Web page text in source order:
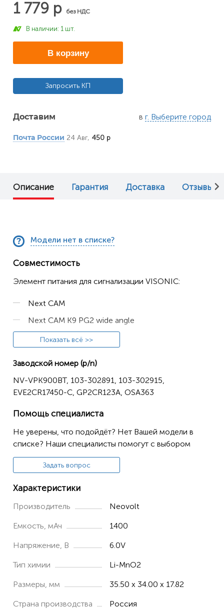
1 779 р без НДС
В наличии: 1 шт.
В корзину
Запросить КП
Доставим в г. Выберите город
Почта России 24 Авг, 450 р
Описание Гарантия Доставка Отзывы (0)
Модели нет в списке?
Совместимость
Элемент питания для сигнализации VISONIC:
Next CAM
Next CAM K9 PG2 wide angle
Next CAM PG2
Показать всё >>
Заводской номер (p/n)
NV-VPK900BT, 103-302891, 103-302915,
EVE2CR17450-C, GP2CR123A, OSA363
Помощь специалиста
Не уверены, что подойдёт? Нет Вашей модели в
списке? Наши специалисты помогут с выбором
Задать вопрос
Характеристики
Производитель Neovolt
Емкость, мАч 1400
Напряжение, В 6.0V
Тип химии Li-MnO2
Размеры, мм 35.50 x 34.00 x 17.82
Страна производства Россия